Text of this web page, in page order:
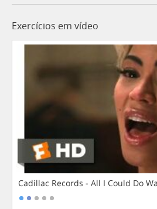
Exercícios em vídeo
Cadillac Records - All I Could Do